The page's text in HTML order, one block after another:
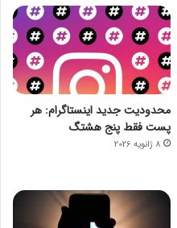
محدودیت جدید اینستاگرام: هر
پست فقط پنج هشتگ
8 ژانویه 2026